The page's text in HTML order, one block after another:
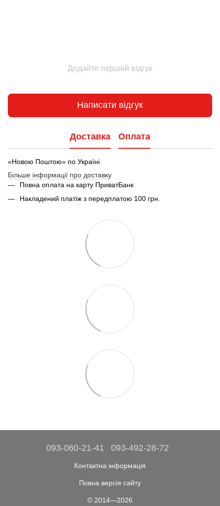
Додайте перший відгук
Написати відгук
Доставка Оплата
«Новою Поштою» по Україні
Більше інформації про доставку
Повна оплата на карту ПриватБанк
Накладений платіж з передплатою 100 грн.
093-060-21-41 093-492-28-72
Контактна інформація
Повна версія сайту
© 2014—2026